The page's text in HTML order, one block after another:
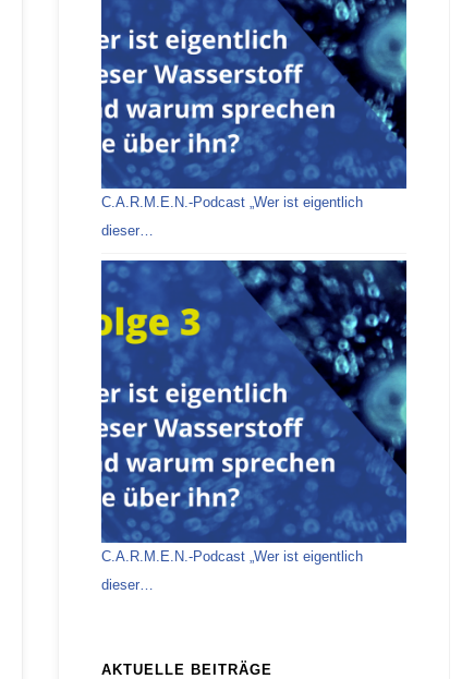
C.A.R.M.E.N.-Podcast „Wer ist eigentlich
dieser…
C.A.R.M.E.N.-Podcast „Wer ist eigentlich
dieser…
AKTUELLE BEITRÄGE